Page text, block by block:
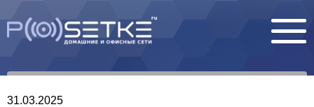
31.03.2025